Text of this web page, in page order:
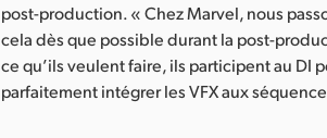
post-production. « Chez Marvel, nous
cela dès que possible durant la post-
ce qu’ils veulent faire, ils participent au DI
parfaitement intégrer les VFX aux